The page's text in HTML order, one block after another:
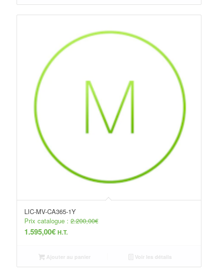
LIC-MV-CA365-1Y
Prix catalogue :2.200,00€
1.595,00€ H.T.
Ajouter au panier Voir les détails